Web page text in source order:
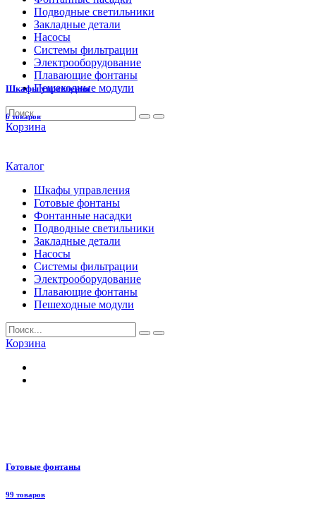
Подводные светильники
Закладные детали
Насосы
Системы фильтрации
Электрооборудование
Плавающие фонтаны
Пешеходные модули
Корзина
Каталог
Шкафы управления
Готовые фонтаны
Фонтанные насадки
Подводные светильники
Закладные детали
Насосы
Системы фильтрации
Электрооборудование
Плавающие фонтаны
Пешеходные модули
Корзина
Шкафы управления
6 товаров
Готовые фонтаны
99 товаров